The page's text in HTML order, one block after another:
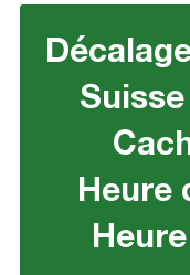
Heure